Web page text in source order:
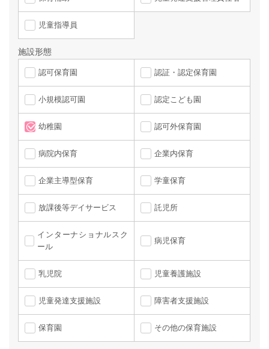
児童指導員
施設形態
認可保育園 認証・認定保育園
小規模認可園 認定こども園
幼稚園 認可外保育園
病院内保育 企業内保育
企業主導型保育 学童保育
放課後等デイサービス 託児所
インターナショナルスク
ール
病児保育
乳児院 児童養護施設
児童発達支援施設 障害者支援施設
保育園 その他の保育施設